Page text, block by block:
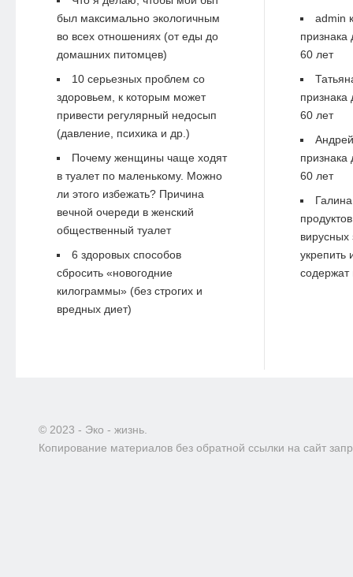
был максимально экологичным
во всех отношениях (от еды до
домашних питомцев)
10 серьезных проблем со
здоровьем, к которым может
привести регулярный недосып
(давление, психика и др.)
Почему женщины чаще ходят
в туалет по маленькому. Можно
ли этого избежать? Причина
вечной очереди в женский
общественный туалет
6 здоровых способов
сбросить «новогодние
килограммы» (без строгих и
вредных диет)
admin
60 лет
60 лет
Андрей
60 лет
Галина
вирусных
укрепить
содержат
© 2023 - Эко - жизнь.
Копирование материалов без обратной ссылки на сайт